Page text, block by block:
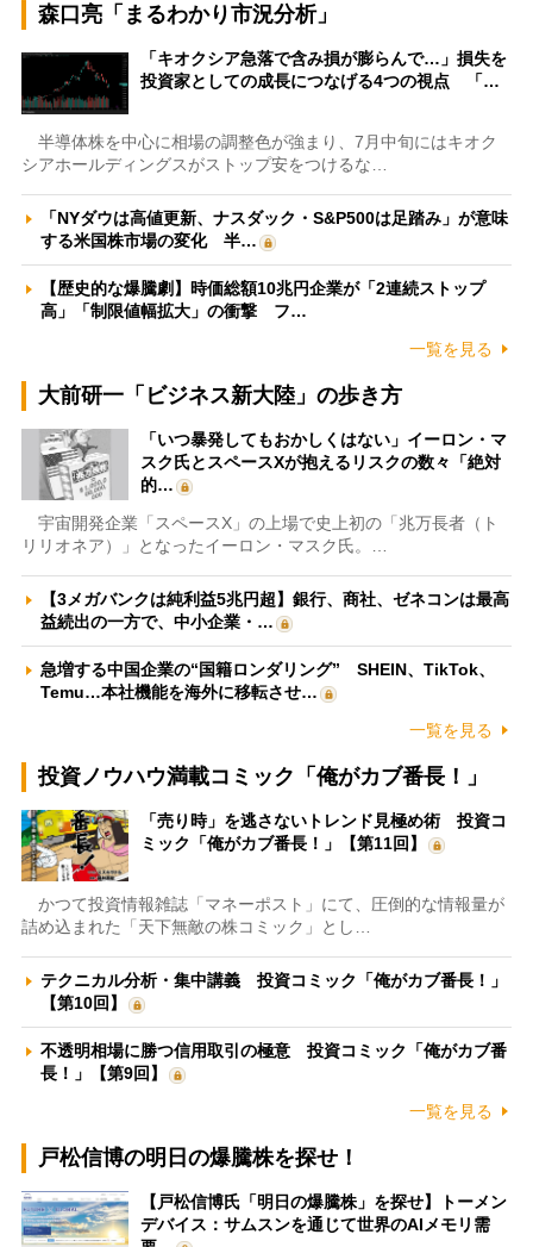
森口亮「まるわかり市況分析」
「キオクシア急落で含み損が膨らんで…」損失を
投資家としての成長につなげる4つの視点 「…
半導体株を中心に相場の調整色が強まり、7月中旬にはキオク
シアホールディングスがストップ安をつけるな…
「NYダウは高値更新、ナスダック・S&P500は足踏み」が意味
する米国株市場の変化 半…
【歴史的な爆騰劇】時価総額10兆円企業が「2連続ストップ
高」「制限値幅拡大」の衝撃 フ…
一覧を見る
大前研一「ビジネス新大陸」の歩き方
「いつ暴発してもおかしくはない」イーロン・マ
スク氏とスペースXが抱えるリスクの数々「絶対
的…
宇宙開発企業「スペースX」の上場で史上初の「兆万長者（ト
リリオネア）」となったイーロン・マスク氏。…
【3メガバンクは純利益5兆円超】銀行、商社、ゼネコンは最高
益続出の一方で、中小企業・…
急増する中国企業の“国籍ロンダリング” SHEIN、TikTok、
Temu…本社機能を海外に移転させ…
一覧を見る
投資ノウハウ満載コミック「俺がカブ番長！」
「売り時」を逃さないトレンド見極め術 投資コ
ミック「俺がカブ番長！」【第11回】
かつて投資情報雑誌「マネーポスト」にて、圧倒的な情報量が
詰め込まれた「天下無敵の株コミック」とし…
テクニカル分析・集中講義 投資コミック「俺がカブ番長！」
【第10回】
不透明相場に勝つ信用取引の極意 投資コミック「俺がカブ番
長！」【第9回】
一覧を見る
戸松信博の明日の爆騰株を探せ！
【戸松信博氏「明日の爆騰株」を探せ】トーメン
デバイス：サムスンを通じて世界のAIメモリ需